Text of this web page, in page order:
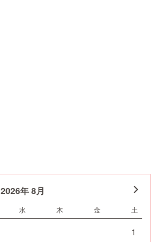
2026年 8月
水 木 金 土
1